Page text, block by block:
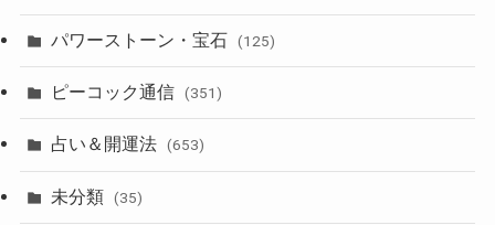
パワーストーン・宝石 (125)
ピーコック通信 (351)
占い＆開運法 (653)
未分類 (35)